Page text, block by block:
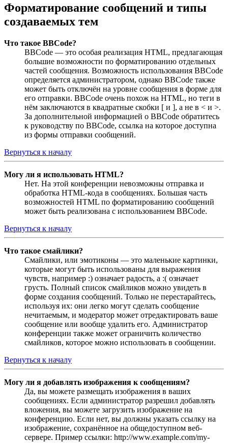
Форматирование сообщений и типы
создаваемых тем
Что такое BBCode?
BBCode — это особая реализация HTML, предлагающая
большие возможности по форматированию отдельных
частей сообщения. Возможность использования BBCode
определяется администратором, однако BBCode также
может быть отключён на уровне сообщения в форме для
его отправки. BBCode очень похож на HTML, но теги в
нём заключаются в квадратные скобки [ и ], а не в < и >.
За дополнительной информацией о BBCode обратитесь
к руководству по BBCode, ссылка на которое доступна
из формы отправки сообщений.
Вернуться к началу
Могу ли я использовать HTML?
Нет. На этой конференции невозможны отправка и
обработка HTML-кода в сообщениях. Большая часть
возможностей HTML по форматированию сообщений
может быть реализована с использованием BBCode.
Вернуться к началу
Что такое смайлики?
Смайлики, или эмотиконы — это маленькие картинки,
которые могут быть использованы для выражения
чувств, например :) означает радость, а :( означает
грусть. Полный список смайликов можно увидеть в
форме создания сообщений. Только не перестарайтесь,
используя их: они легко могут сделать сообщение
нечитаемым, и модератор может отредактировать ваше
сообщение или вообще удалить его. Администратор
конференции также может ограничить количество
смайликов, которое можно использовать в сообщении.
Вернуться к началу
Могу ли я добавлять изображения к сообщениям?
Да, вы можете размещать изображения в ваших
сообщениях. Если администратор разрешил добавлять
вложения, вы можете загрузить изображение на
конференцию. Если нет, вы должны указать ссылку на
изображение, сохранённое на общедоступном веб-
сервере. Пример ссылки: http://www.example.com/my-